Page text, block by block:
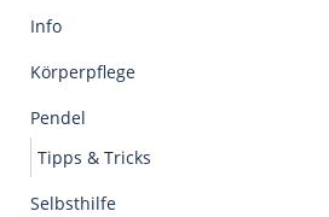
Info
Körperpflege
Pendel
Tipps & Tricks
Selbsthilfe